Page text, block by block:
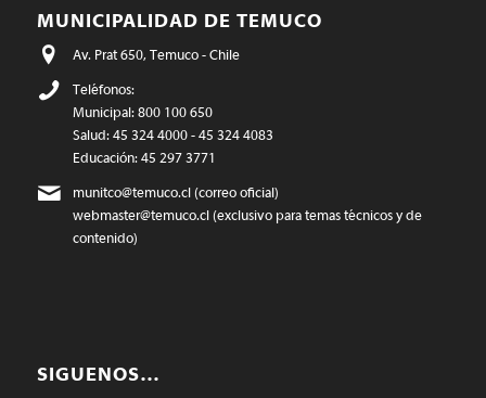
MUNICIPALIDAD DE TEMUCO
Av. Prat 650, Temuco - Chile
Teléfonos:
Municipal: 800 100 650
Salud: 45 324 4000 - 45 324 4083
Educación: 45 297 3771
munitco@temuco.cl(correo oficial)
webmaster@temuco.cl(exclusivo para temas técnicos y de
contenido)
SIGUENOS…